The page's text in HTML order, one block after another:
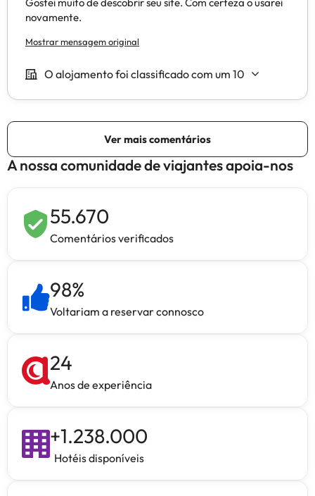
A nossa comunidade de viajantes apoia-nos
55.670
Comentários verificados
98%
Voltariam a reservar connosco
24
Anos de experiência
+1.238.000
Hotéis disponíveis